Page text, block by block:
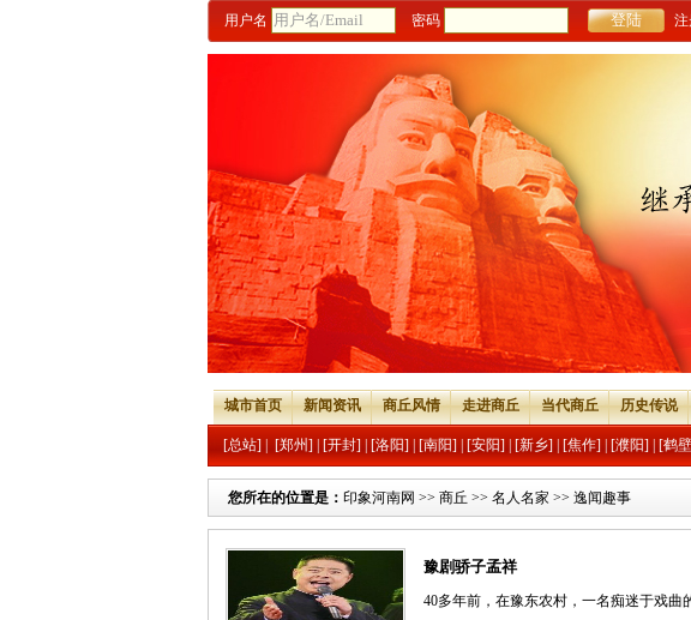
用户名 密码 注
城市首页 新闻资讯 商丘风情 走进商丘 当代商丘 历史传说
[总站] [郑州] [开封] [洛阳] [南阳] [安阳] [新乡] [焦作] [濮阳] [鹤
您所在的位置是： 印象河南网 >> 商丘 >> 名人名家 >> 逸闻趣事
豫剧骄子孟祥
40多年前，在豫东农村，一名痴迷于戏